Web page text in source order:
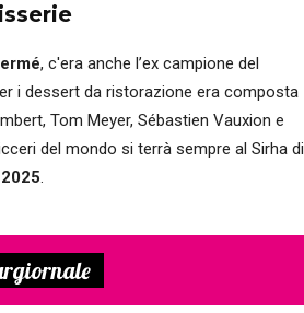
, c'era anche l’ex campione del
i dessert da ristorazione era composta
Tom Meyer, Sébastien Vauxion e
del mondo si terrà sempre al Sirha di
.